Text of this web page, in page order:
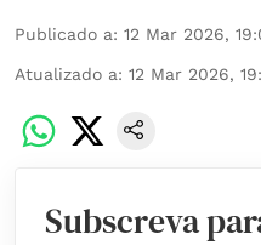
Publicado a: 12 Mar 2026,
Atualizado a: 12 Mar 2026,
Subscreva